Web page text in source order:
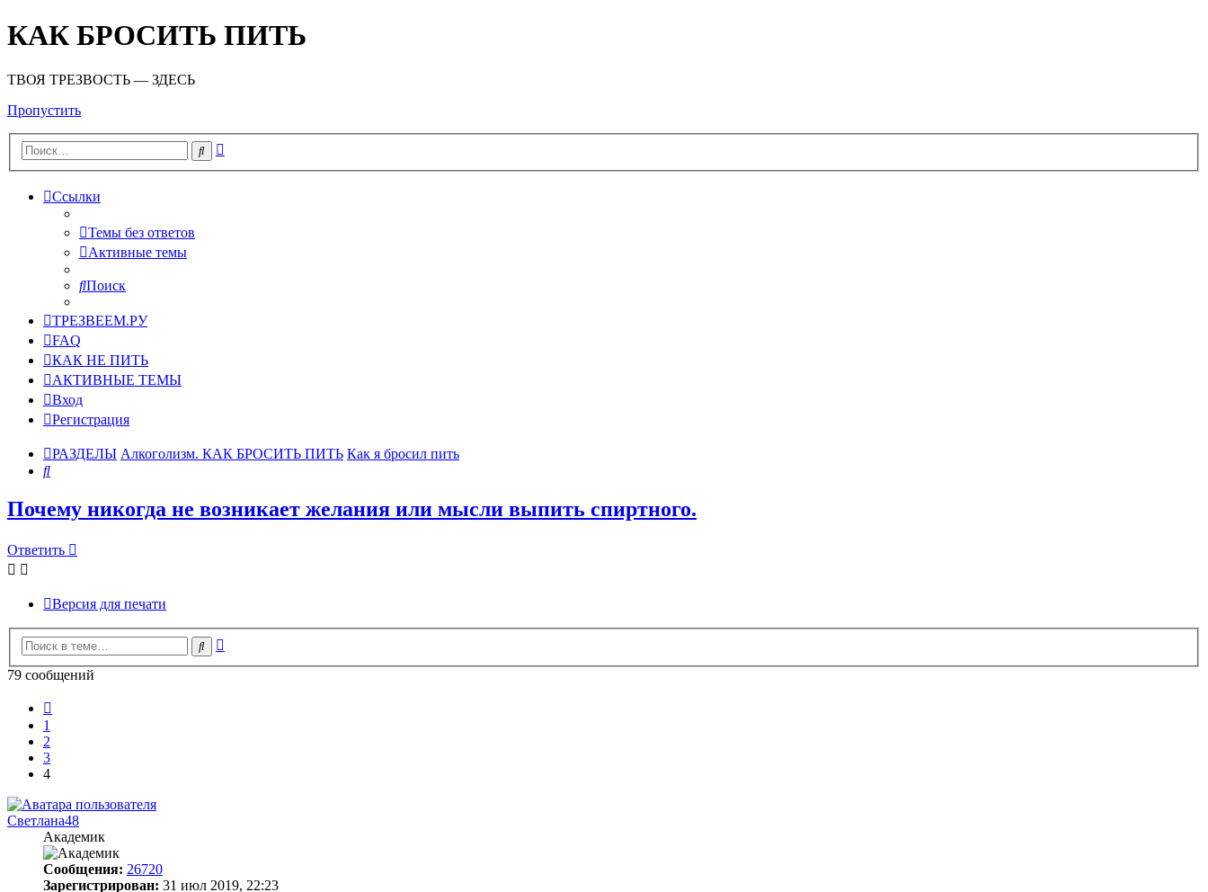
КАК БРОСИТЬ ПИТЬ
ТВОЯ ТРЕЗВОСТЬ — ЗДЕСЬ
Пропустить
Поиск
Ссылки
Темы без ответов
Активные темы
Поиск
ТРЕЗВЕЕМ.РУ
FAQ
КАК НЕ ПИТЬ
АКТИВНЫЕ ТЕМЫ
Вход
Регистрация
РАЗДЕЛЫ Алкоголизм. КАК БРОСИТЬ ПИТЬ Как я бросил пить
Поиск
Почему никогда не возникает желания или мысли выпить спиртного.
Ответить
Версия для печати
Поиск
79 сообщений
1
2
3
4
Светлана48
Академик
Сообщения: 26720
Зарегистрирован: 31 июл 2019, 22:23